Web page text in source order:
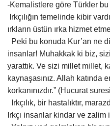
Kültür Sanat
-Kemalistlere göre Türkler bu
Irkçılığın temelinde kibir
ırkların üstün ırka hizmet
Peki bu konuda Kur’an ne
insanlar! Muhakkak ki biz,
yarattık. Ve sizi millet millet,
kaynaşasınız. Allah katında
korkanınızdır.” (Hucurat
Irkçılık, bir hastalıktır,
Irkçı insanlar kindar ve zalim